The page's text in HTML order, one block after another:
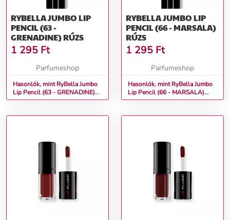
RYBELLA JUMBO LIP
PENCIL (63 -
GRENADINE) RÚZS
1 295 Ft
Parfumeshop
Hasonlók, mint RyBella Jumbo
Lip Pencil (63 - GRENADINE)
Rúzs
RYBELLA JUMBO LIP
PENCIL (66 - MARSALA)
RÚZS
1 295 Ft
Parfumeshop
Hasonlók, mint RyBella Jumbo
Lip Pencil (66 - MARSALA)
Rúzs